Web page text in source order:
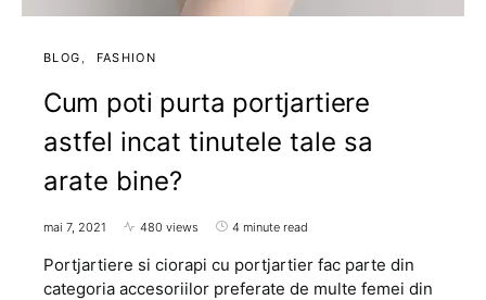
BLOG FASHION
Cum poti purta portjartiere
astfel incat tinutele tale sa
arate bine?
mai 7, 2021 480 views 4 minute read
Portjartiere si ciorapi cu portjartier fac parte din
categoria accesoriilor preferate de multe femei din